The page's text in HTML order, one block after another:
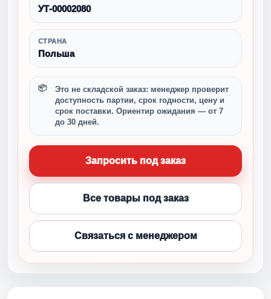
УТ-00002080
СТРАНА
Польша
Это не складской заказ: менеджер проверит
доступность партии, срок годности, цену и
срок поставки. Ориентир ожидания — от 7
до 30 дней.
Запросить под заказ
Все товары под заказ
Связаться с менеджером